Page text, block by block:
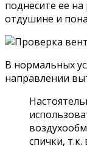
поднесите ее
отдушине и
В нормальных
направлении
спички,